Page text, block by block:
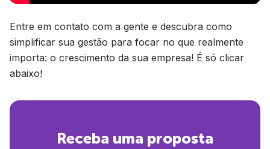
Entre em contato com a gente e descubra como
simplificar sua gestão para focar no que realmente
importa: o crescimento da sua empresa! É só clicar
abaixo!
Receba uma proposta